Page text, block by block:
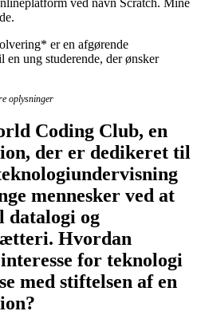
er en afgørende
en ung studerende, der ønsker
oplysninger
Coding Club, en
der er dedikeret til
mennesker ved at
datalogi og
Hvordan
for teknologi
med stiftelsen af en